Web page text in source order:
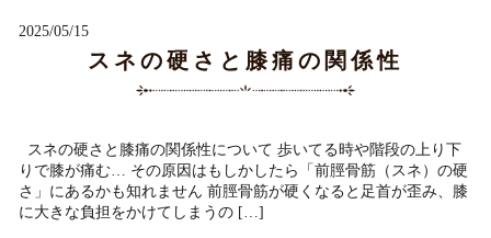
2025/05/15
スネの硬さと膝痛の関係性
スネの硬さと膝痛の関係性について 歩いてる時や階段の上り下
りで膝が痛む… その原因はもしかしたら「前脛骨筋（スネ）の硬
さ」にあるかも知れません 前脛骨筋が硬くなると足首が歪み、膝
に大きな負担をかけてしまうの […]